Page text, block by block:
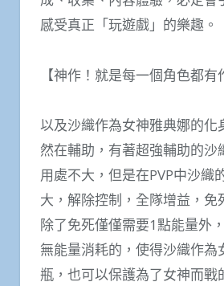
感受真正「玩遊戲」的樂趣。
【神作！就是每一個角色都有
以及沙織作為女神雅典娜的化
然在輔助，有著超強輔助的沙
用處不大，但是在PVP中沙織
大，解除控制，全隊增益，免
除了免死僅僅需要1點能量外
無能量消耗的，使得沙織作為
瓶，也可以保護為了女神而戰